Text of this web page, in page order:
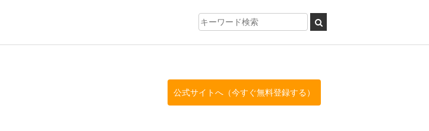
公式サイトへ（今すぐ無料登録する）